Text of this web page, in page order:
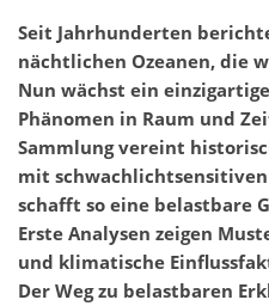
Seit Jahrhunderten
nächtlichen Ozeanen, die
Nun wächst ein
Phänomen in Raum und
Sammlung vereint
mit
schafft so eine belastbare
Erste Analysen zeigen
und klimatische
Der Weg zu belastbaren